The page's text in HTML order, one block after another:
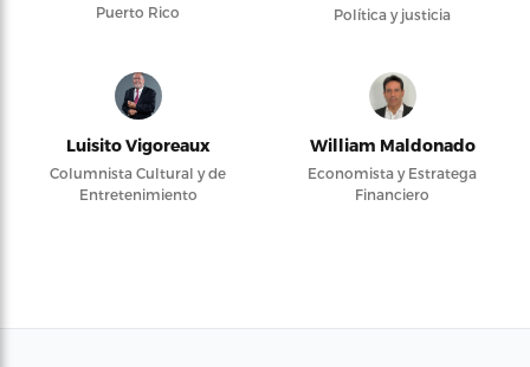
Puerto Rico
Política y justicia
Luisito Vigoreaux
Columnista Cultural y de
Entretenimiento
William Maldonado
Economista y Estratega
Financiero